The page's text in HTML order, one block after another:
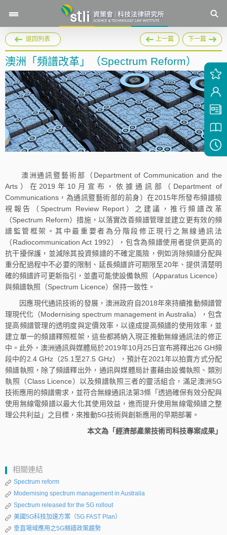
返回列表 上一篇 下一篇
澳洲「頻譜改革」（Spectrum Reform）
澳洲通訊暨藝術部（Department of Communication and the
Arts）在2019年10月宣布，依據通訊部（Department of
Communications，為通訊暨藝術部的前身）在2015年所發布頻譜檢
視報告（Spectrum Review Report）之建議，推行頻譜改革
（Spectrum Reform）措施，以落實改善頻譜管理並建立更有效的頻
譜監管框架。其中最重要者為分階段修正現行之無線通訊法
（Radiocommunication Act 1992），包含為頻譜使用者提供更高的
抗干擾保護，並減除其投資頻譜的不確定風險，例如消除頻譜分配與
重分配過程中不必要的限制、延長頻譜許可期限至20年、提供清楚明
確的頻譜許可更新指引，並盡可能使設備執照（Apparatus Licence）
與頻譜執照（Spectrum Licence）保持一致性。
因應現代通訊技術的發展，澳洲政府自2018年來持續推動頻譜管
理現代化（Modernising spectrum management in Australia），包含
提高頻譜管理的透明度與定價效率，以達成提高頻譜的使用效率，並
建立單一的頻譜釋照框架，這些都將納入現正推動無線通訊法的修正
中。此外，澳洲通訊與媒體局於2019年10月25日宣布將釋出26 GH頻
段中的2.4 GHz（25.1至27.5 GHz），預計在2021年以拍賣方式分配
頻譜執照，除了頻譜釋出外，通訊與媒體局計畫藉由設備執照、類別
執照（Class Licence）以及頻譜執照三者的靈活組合，滿足澳洲5G
技術應用的頻譜需求，並符合無線通訊法第3條「透過確保有效分配與
使用無線電頻譜以最大化其使用效益，進而提升使用無線電頻譜之整
理公共利益」之目標，來推動5G技術與創新應用的早期部署。
本文為「經濟部產業技術司科技專案成果」
相關連結
Spectrum reform
Modernising spectrum management in Australia
Spectrum released for the 5G rollout
美國5G科技加速方案（5G FAST Plan）
垂直場域應用之5G頻譜政策趨勢